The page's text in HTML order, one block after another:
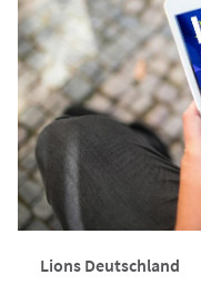
Lions Deutschland